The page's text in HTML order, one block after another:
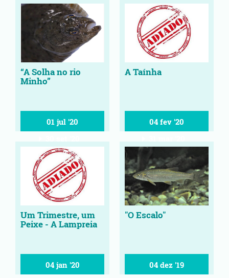
“A Solha no rio
Minho”
01 jul '20
A Taínha
04 fev '20
Um Trimestre, um
Peixe - A Lampreia
04 jan '20
"O Escalo"
04 dez '19